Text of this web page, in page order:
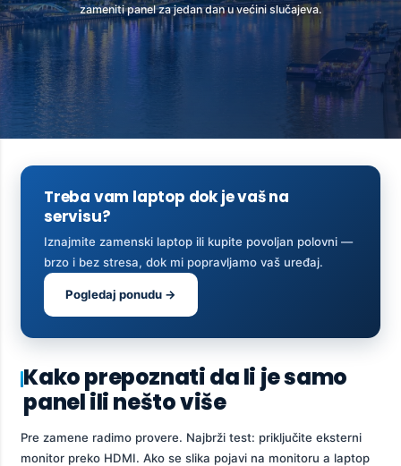
zameniti panel za jedan dan u većini slučajeva.
Treba vam laptop dok je vaš na
servisu?
Iznajmite zamenski laptop ili kupite povoljan polovni —
brzo i bez stresa, dok mi popravljamo vaš uređaj.
Pogledaj ponudu →
Kako prepoznati da li je samo
panel ili nešto više
Pre zamene radimo provere. Najbrži test: priključite eksterni
monitor preko HDMI. Ako se slika pojavi na monitoru a laptop